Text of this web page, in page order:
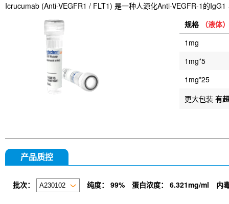
Icrucumab (Anti-VEGFR1 / FLT1) 是一种人源化Anti-VEGFR-1的
规格 （液体）
1mg
1mg*5
1mg*25
更大包装 有
产品质控
批次： 纯度： 99% 蛋白浓度： 6.321mg/ml 内